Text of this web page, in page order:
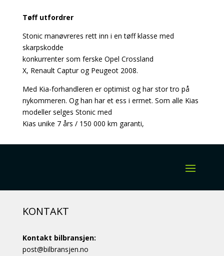
Tøff utfordrer
Stonic manøvreres rett inn i en tøff klasse med
skarpskodde
konkurrenter som ferske Opel Crossland
X, Renault Captur og Peugeot 2008.
Med Kia-forhandleren er optimist og har stor tro på
nykommeren. Og han har et ess i ermet. Som alle Kias
modeller selges Stonic med
Kias unike 7 års / 150 000 km garanti,
KONTAKT
Kontakt bilbransjen:
post@bilbransjen.no